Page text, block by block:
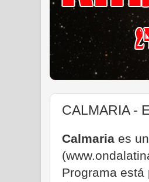
CALMARIA -
Calmaria es
Programa está